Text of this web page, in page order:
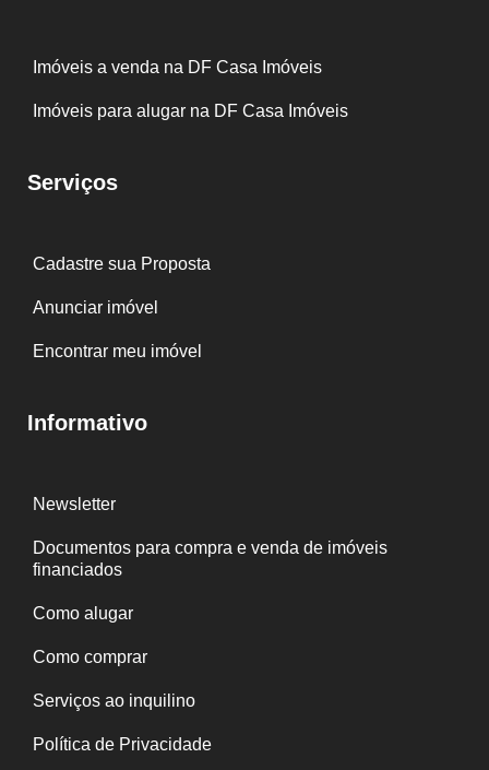
Imóveis a venda na DF Casa Imóveis
Imóveis para alugar na DF Casa Imóveis
Serviços
Cadastre sua Proposta
Anunciar imóvel
Encontrar meu imóvel
Informativo
Newsletter
Documentos para compra e venda de imóveis
financiados
Como alugar
Como comprar
Serviços ao inquilino
Política de Privacidade